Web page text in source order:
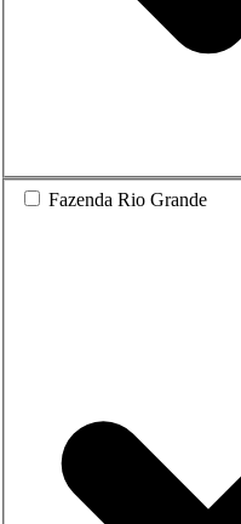
Fazenda Rio Grande